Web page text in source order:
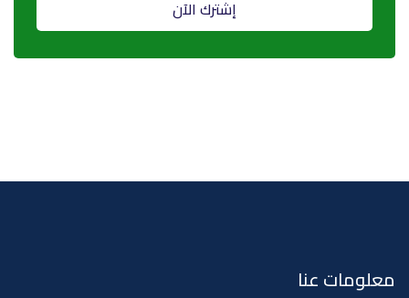
إشترك الآن
معلومات عنا